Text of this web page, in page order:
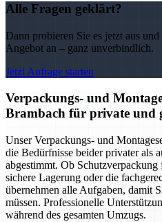
Alle Fragen geklärt?
Dann probieren Sie es jetzt aus
Angebot an – ganz unverbindlich.
Jetzt Anfrage starten
Verpackungs- und
Brambach für private und
Unser Verpackungs- und
die Bedürfnisse beider privater als
abgestimmt. Ob
sichere Lagerung oder die
übernehmen alle Aufgaben, damit
müssen. Professionelle
während des gesamten Umzugs.